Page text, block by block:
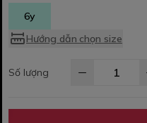
6y
Hướng dẫn chọn size
Số lượng